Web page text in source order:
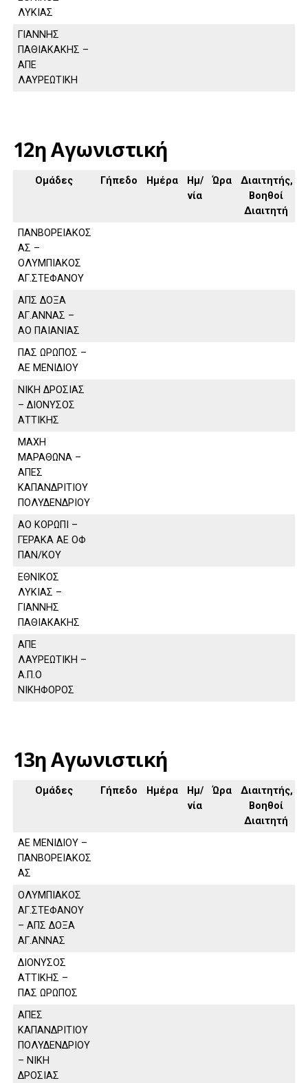
ΛΥΚΙΑΣ
ΓΙΑΝΝΗΣ
ΠΑΘΙΑΚΑΚΗΣ –
ΑΠΕ
ΛΑΥΡΕΩΤΙΚΗ
12η Αγωνιστική
Ομάδες Γήπεδο Ημέρα
Ημ/
νία
Ώρα
Διαιτητής,
Βοηθοί
Διαιτητή
ΠΑΝΒΟΡΕΙΑΚΟΣ
ΑΣ –
ΟΛΥΜΠΙΑΚΟΣ
ΑΓ.ΣΤΕΦΑΝΟΥ
ΑΠΣ ΔΟΞΑ
ΑΓ.ΑΝΝΑΣ –
ΑΟ ΠΑΙΑΝΙΑΣ
ΠΑΣ ΩΡΩΠΟΣ –
ΑΕ ΜΕΝΙΔΙΟΥ
ΝΙΚΗ ΔΡΟΣΙΑΣ
– ΔΙΟΝΥΣΟΣ
ΑΤΤΙΚΗΣ
ΜΑΧΗ
ΜΑΡΑΘΩΝΑ –
ΑΠΕΣ
ΚΑΠΑΝΔΡΙΤΙΟΥ
ΠΟΛΥΔΕΝΔΡΙΟΥ
ΑΟ ΚΟΡΩΠΙ –
ΓΕΡΑΚΑ ΑΕ ΟΦ
ΠΑΝ/ΚΟΥ
ΕΘΝΙΚΟΣ
ΛΥΚΙΑΣ –
ΓΙΑΝΝΗΣ
ΠΑΘΙΑΚΑΚΗΣ
ΑΠΕ
ΛΑΥΡΕΩΤΙΚΗ –
Α.Π.Ο
ΝΙΚΗΦΟΡΟΣ
13η Αγωνιστική
Ομάδες Γήπεδο Ημέρα
Ημ/
νία
Ώρα
Διαιτητής,
Βοηθοί
Διαιτητή
ΑΕ ΜΕΝΙΔΙΟΥ –
ΠΑΝΒΟΡΕΙΑΚΟΣ
ΑΣ
ΟΛΥΜΠΙΑΚΟΣ
ΑΓ.ΣΤΕΦΑΝΟΥ
– ΑΠΣ ΔΟΞΑ
ΑΓ.ΑΝΝΑΣ
ΔΙΟΝΥΣΟΣ
ΑΤΤΙΚΗΣ –
ΠΑΣ ΩΡΩΠΟΣ
ΑΠΕΣ
ΚΑΠΑΝΔΡΙΤΙΟΥ
ΠΟΛΥΔΕΝΔΡΙΟΥ
– ΝΙΚΗ
ΔΡΟΣΙΑΣ